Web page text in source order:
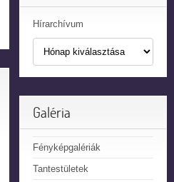
Hírarchívum
Galéria
Fényképgalériák
Tantestületek